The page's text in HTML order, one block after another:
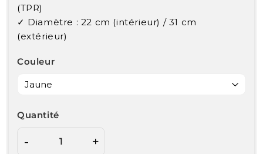
(TPR)
✓ Diamètre : 22 cm (intérieur) / 31 cm
(extérieur)
Couleur
Quantité
- +